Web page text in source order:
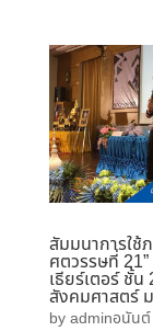
สัมมนาการใช้
ศตวรรษที่
เธียร์เตอร์ ชั้
สังคมศาสตร์
byadminอนันต์